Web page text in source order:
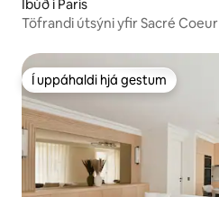
Íbúð í París
Töfrandi útsýni yfir Sacré Coeur
Í uppáhaldi hjá gestum
Í uppáhaldi hjá gestum